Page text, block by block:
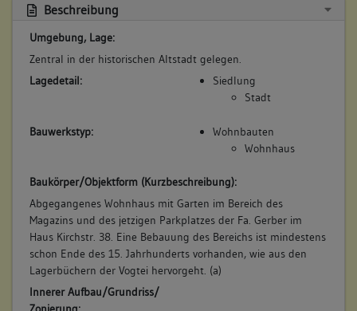
Beschreibung:
Hofstatt
Beruf / Amt / Titel:
keiner
keine
5. Besitzer:in:
Corben, Witwe
Bemerkung Familie:
Witwe des Melcher Corben
Bemerkung Besitz:
zinst
Beschreibung:
Beschreibung
Umgebung, Lage:
Zentral in der historischen Altstadt gelegen.
Lagedetail:
Siedlung
Stadt
Bauwerkstyp:
Wohnbauten
Wohnhaus
Baukörper/Objektform (Kurzbeschreibung):
Abgegangenes Wohnhaus mit Garten im Bereich des
Magazins und des jetzigen Parkplatzes der Fa. Gerber im
Haus Kirchstr. 38. Eine Bebauung des Bereichs ist mindestens
schon Ende des 15. Jahrhunderts vorhanden, wie aus den
Lagerbüchern der Vogtei hervorgeht. (a)
Innerer Aufbau/Grundriss/